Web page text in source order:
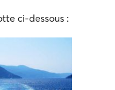
ci-dessous :